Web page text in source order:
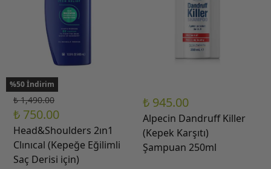
%50 İndirim
₺ 1,490.00
₺ 750.00
Head&Shoulders 2ın1
Clınıcal (Kepeğe Eğilimli
Saç Derisi için)
₺ 945.00
Alpecin Dandruff Killer
(Kepek Karşıtı)
Şampuan 250ml